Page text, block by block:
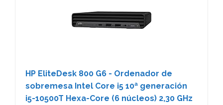
HP EliteDesk 800 G6 - Ordenador de
sobremesa Intel Core i5 10ª generación
i5-10500T Hexa-Core (6 núcleos) 2,30 GHz